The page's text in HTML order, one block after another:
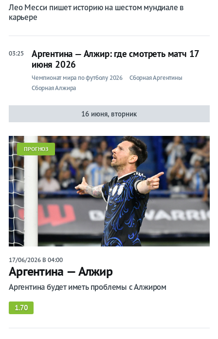
Лео Месси пишет историю на шестом мундиале в
карьере
03:25
Аргентина — Алжир: где смотреть матч 17
июня 2026
Чемпионат мира по футболу 2026
Сборная Аргентины
Сборная Алжира
16 июня, вторник
ПРОГНОЗ
17/06/2026 В 04:00
Аргентина — Алжир
Аргентина будет иметь проблемы с Алжиром
1.70